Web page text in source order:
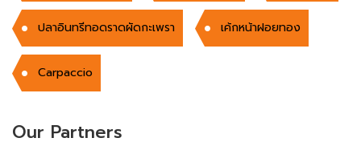
ปลาอินทรีทอดราดผัดกะเพรา เค้กหน้าฝอยทอง
Carpaccio
Our Partners